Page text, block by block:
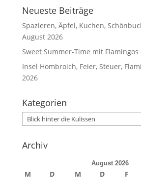
Neueste Beiträge
Spazieren, Äpfel, Kuchen,
August 2026
Sweet Summer-Time mit Flamingos
Insel Hombroich, Feier, Steuer,
2026
Kategorien
Kategorien
Archiv
August 2026
M D M D F